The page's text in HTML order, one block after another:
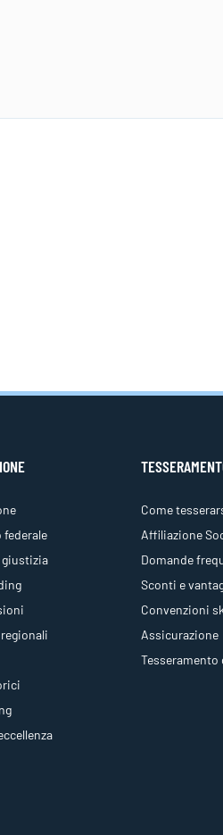
federale
giustizia
Come
Affiliazione
Domande
Sconti e
Convenzioni
Assicurazione
Tesseramento